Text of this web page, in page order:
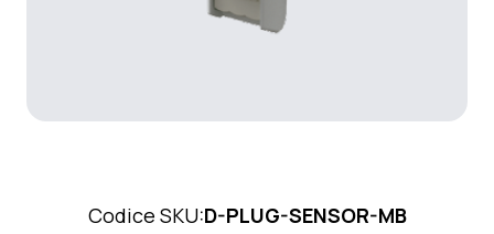
Codice SKU:D-PLUG-SENSOR-MB